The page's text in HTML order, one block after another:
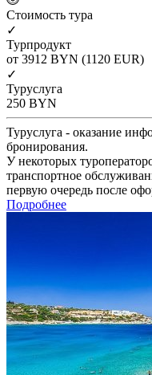
Cтоимость тура
✓
Турпродукт
от 3912 BYN (1120 EUR)
✓
Туруслуга
250 BYN
Туруслуга - оказание
бронирования.
У некоторых
транспортное
первую очередь после
Подробнее